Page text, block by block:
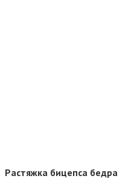
Растяжка бицепса бедра